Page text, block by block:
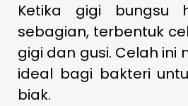
Ketika gigi bungsu
sebagian, terbentuk
gigi dan gusi. Celah
ideal bagi bakteri
biak.